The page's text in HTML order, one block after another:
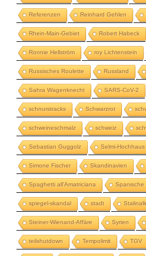
Referenzen Reinhard Gehlen
Rhein-Main-Gebiet Robert Habeck
Ronnie Hellström roy Lichtenstein
Russisches Roulette Russland
Sahra Wagenknecht SARS-CoV-2
schnurstracks Schwarzrot
schweineschmalz schweiz
Sebastian Guggolz Selmi-Hochhaus
Simone Fischer Skandinavien
Spaghetti all'Amatriciana Spanische
spiegel-skandal stadt
Steiner-Wienand-Affäre Syrien
teilshutdown Tempolimit TGV